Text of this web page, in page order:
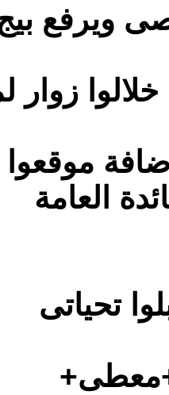
ويرفع
زوار
العامة
تحياتى